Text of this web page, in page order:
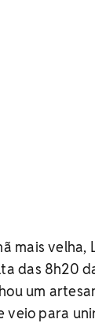
mais velha,
das 8h20
um
veio para